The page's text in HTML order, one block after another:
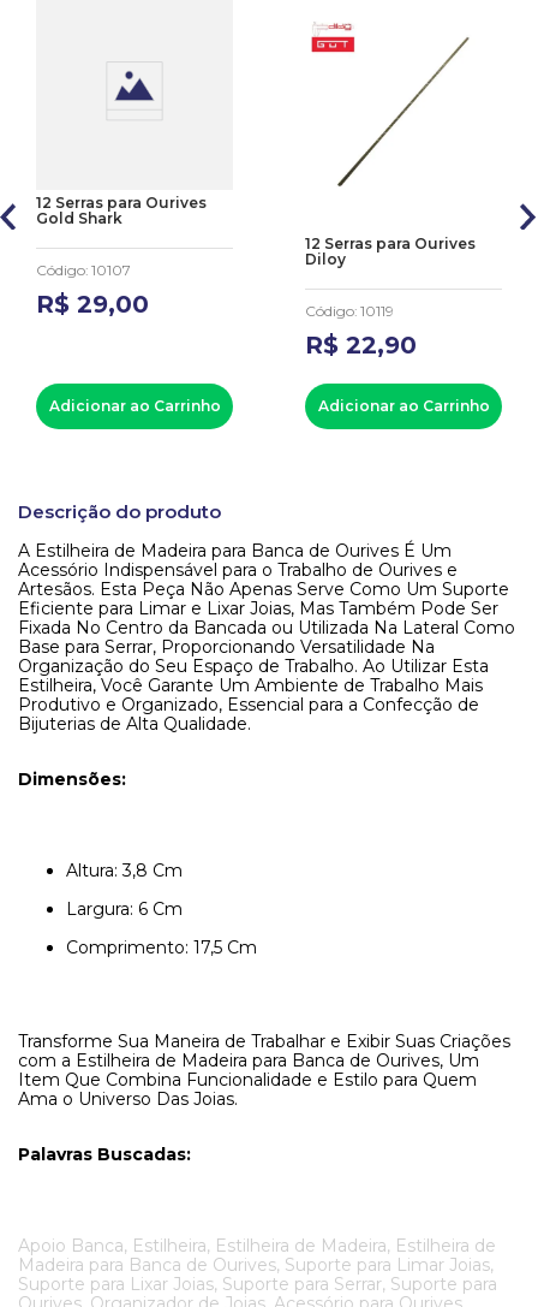
12 Serras para Ourives
Gold Shark
Código: 10107
R$ 29,00
Adicionar ao Carrinho
12 Serras para Ourives
Diloy
Código: 10119
R$ 22,90
Adicionar ao Carrinho
Descrição do produto
A Estilheira de Madeira para Banca de Ourives É Um
Acessório Indispensável para o Trabalho de Ourives e
Artesãos. Esta Peça Não Apenas Serve Como Um Suporte
Eficiente para Limar e Lixar Joias, Mas Também Pode Ser
Fixada No Centro da Bancada ou Utilizada Na Lateral Como
Base para Serrar, Proporcionando Versatilidade Na
Organização do Seu Espaço de Trabalho. Ao Utilizar Esta
Estilheira, Você Garante Um Ambiente de Trabalho Mais
Produtivo e Organizado, Essencial para a Confecção de
Bijuterias de Alta Qualidade.
Dimensões:
Altura: 3,8 Cm
Largura: 6 Cm
Comprimento: 17,5 Cm
Transforme Sua Maneira de Trabalhar e Exibir Suas Criações
com a Estilheira de Madeira para Banca de Ourives, Um
Item Que Combina Funcionalidade e Estilo para Quem
Ama o Universo Das Joias.
Palavras Buscadas:
Apoio Banca, Estilheira, Estilheira de Madeira, Estilheira de
Madeira para Banca de Ourives, Suporte para Limar Joias,
Suporte para Lixar Joias, Suporte para Serrar, Suporte para